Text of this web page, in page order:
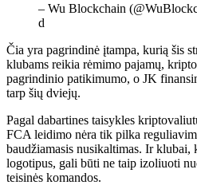
– Wu Blockchain
d
Čia yra pagrindinė įtampa, kurią šis
klubams reikia rėmimo pajamų,
pagrindinio patikimumo, o JK
tarp šių dviejų.
Pagal dabartines taisykles
FCA leidimo nėra tik pilka
baudžiamasis nusikaltimas. Ir klubai,
logotipus, gali būti ne taip izoliuoti
teisinės komandos.